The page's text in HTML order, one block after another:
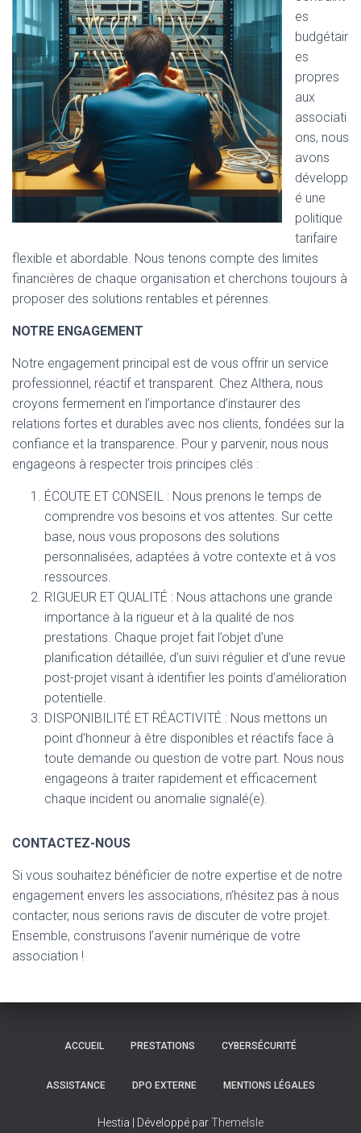
es
budgétair
es
propres
aux
associati
ons, nous
avons
développ
é une
politique
tarifaire
flexible et abordable. Nous tenons compte des limites
financières de chaque organisation et cherchons toujours à
proposer des solutions rentables et pérennes.
NOTRE ENGAGEMENT
Notre engagement principal est de vous offrir un service
professionnel, réactif et transparent. Chez Althera, nous
croyons fermement en l’importance d’instaurer des
relations fortes et durables avec nos clients, fondées sur la
confiance et la transparence. Pour y parvenir, nous nous
engageons à respecter trois principes clés :
ÉCOUTE ET CONSEIL : Nous prenons le temps de
comprendre vos besoins et vos attentes. Sur cette
base, nous vous proposons des solutions
personnalisées, adaptées à votre contexte et à vos
ressources.
RIGUEUR ET QUALITÉ : Nous attachons une grande
importance à la rigueur et à la qualité de nos
prestations. Chaque projet fait l’objet d’une
planification détaillée, d’un suivi régulier et d’une revue
post-projet visant à identifier les points d’amélioration
potentielle.
DISPONIBILITÉ ET RÉACTIVITÉ : Nous mettons un
point d’honneur à être disponibles et réactifs face à
toute demande ou question de votre part. Nous nous
engageons à traiter rapidement et efficacement
chaque incident ou anomalie signalé(e).
CONTACTEZ-NOUS
Si vous souhaitez bénéficier de notre expertise et de notre
engagement envers les associations, n’hésitez pas à nous
contacter, nous serions ravis de discuter de votre projet.
Ensemble, construisons l’avenir numérique de votre
association !
ACCUEIL PRESTATIONS CYBERSÉCURITÉ
ASSISTANCE DPO EXTERNE MENTIONS LÉGALES
Hestia | Développé parThemeIsle